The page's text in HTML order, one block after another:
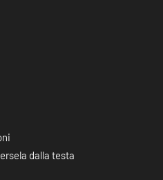
dalla testa